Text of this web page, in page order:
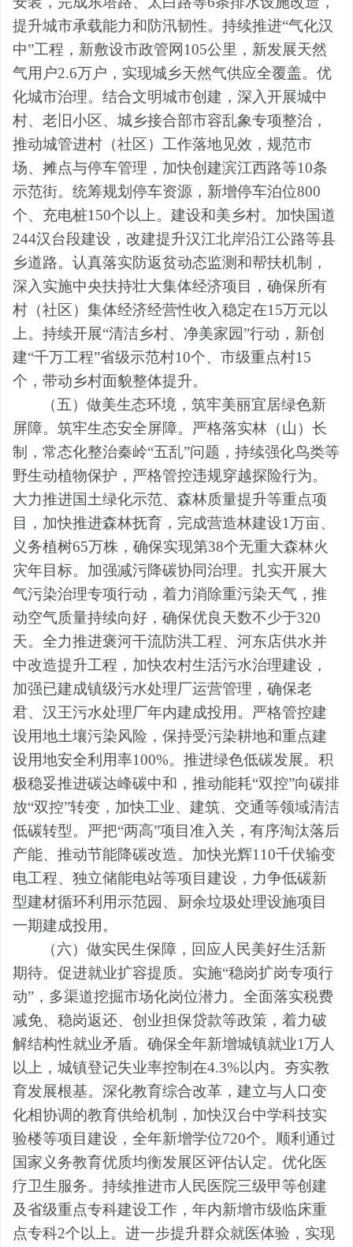
提升城市承载能力和防汛韧性。持续推进“气化汉
中”工程，新敷设市政管网105公里，新发展天然
气用户2.6万户，实现城乡天然气供应全覆盖。优
化城市治理。结合文明城市创建，深入开展城中
村、老旧小区、城乡接合部市容乱象专项整治，
推动城管进村（社区）工作落地见效，规范市
场、摊点与停车管理， 加快创建滨江西路等10条
示范街。统筹规划停车资源，新增停车泊位800
个、充电桩150个以上。建设和美乡村。加快国道
244汉台段建设，改建提升汉江北岸沿江公路等县
乡道路。认真落实防返贫动态监测和帮扶机制，
深入实施中央扶持壮大集体经济项目，确保所有
村（社区）集体经济经营性收入稳定在15万元以
上。持续开展“清洁乡村、净美家园”行动，新创
建“千万工程”省级示范村10个、市级重点村15
个，带动乡村面貌整体提升。
（五）做美生态环境，筑牢美丽宜居绿色新
屏障。 筑牢生态安全屏障。 严格落实林（山）长
制，常态化整治秦岭“五乱”问题 ， 持续强化鸟类等
野生动植物保护，严格管控违规穿越探险行为。
大力推进国土绿化示范、森林质量提升等重点项
目，加快推进森林抚育，完成营造林建设1万亩、
义务植树65万株，确保实现第38个无重大森林火
灾年目标。加强减污降碳协同治理。扎实开展大
气污染治理专项行动， 着力消除重污染天气，推
动空气质量持续向好 ，确保优良天数不少于320
天。 全力推进褒河干流防洪工程、河东店供水并
中改造提升工程，加快农村生活污水治理建设，
加强已建成镇级污水处理厂运营管理，确保老
君、汉王污水处理厂年内建成投用。 严格管控建
设用地土壤污染风险，保持受污染耕地和重点建
设用地安全利用率100%。 推进绿色低碳发展。 积
极稳妥推进碳达峰碳中和，推动能耗“双控”向碳排
放“双控”转变，加快工业、建筑、交通等领域清洁
低碳转型。严把“两高”项目准入关，有序淘汰落后
产能、推动节能降碳改造。 加快光辉110千伏输变
电工程、独立储能电站等项目建设，力争低碳新
型建材循环利用示范园、厨余垃圾处理设施项目
一期建成投用。
（六）做实民生保障，回应人民美好生活新
期待。 促进就业扩容提质。实施“稳岗扩岗专项行
动” ，多渠道挖掘市场化岗位潜力。全面落实税费
减免、稳岗返还、创业担保贷款等政策，着力破
解结构性就业矛盾。 确保全年新增城镇就业1万人
以上，城镇登记失业率控制在4.3%以内。夯实教
育发展根基。深化教育综合改革，建立与人口变
化相协调的教育供给机制，加快汉台中学科技实
验楼等项目建设，全年新增学位720个。顺利通过
国家义务教育优质均衡发展区评估认定。优化医
疗卫生服务。持续推进市人民医院三级甲等创建
及省级重点专科建设工作，年内新增市级临床重
点专科2个以上。进一步提升群众就医体验，实现